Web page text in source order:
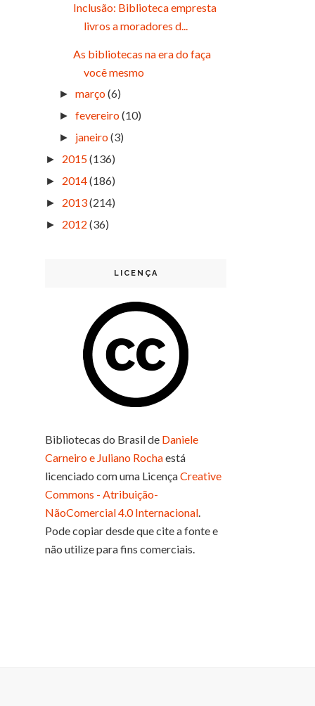
Inclusão: Biblioteca empresta
livros a moradores d...
As bibliotecas na era do faça
você mesmo
►março(6)
►fevereiro(10)
► janeiro(3)
► 2015(136)
► 2014(186)
► 2013(214)
► 2012 (36)
LICENÇA
Bibliotecas do Brasilde Daniele
Carneiro e Juliano Rochaestá
licenciado com uma LicençaCreative
Commons - Atribuição-
NãoComercial 4.0 Internacional.
Pode copiar desde que cite a fonte e
não utilize para fins comerciais.